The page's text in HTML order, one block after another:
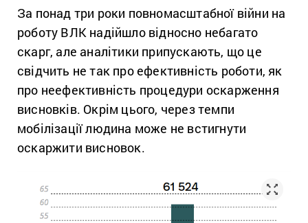
За понад три роки повномасштабної війни на
роботу ВЛК надійшло відносно небагато
скарг, але аналітики припускають, що це
свідчить не так про ефективність роботи, як
про неефективність процедури оскарження
висновків. Окрім цього, через темпи
мобілізації людина може не встигнути
оскаржити висновок.